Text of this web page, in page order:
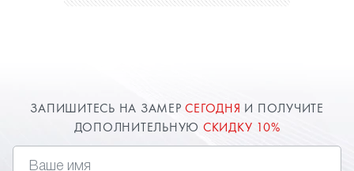
ЗАПИШИТЕСЬ НА ЗАМЕРСЕГОДНЯ И ПОЛУЧИТЕ
ДОПОЛНИТЕЛЬНУЮ СКИДКУ 10%